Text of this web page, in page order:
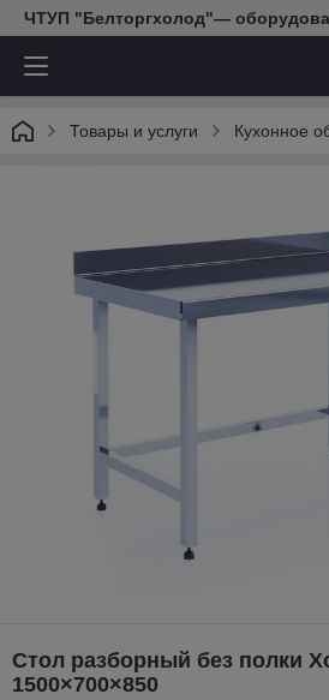
ЧТУП "Белторгхолод"—
Товары и услуги Кухонное
Стол разборный без полки
1500×700×850